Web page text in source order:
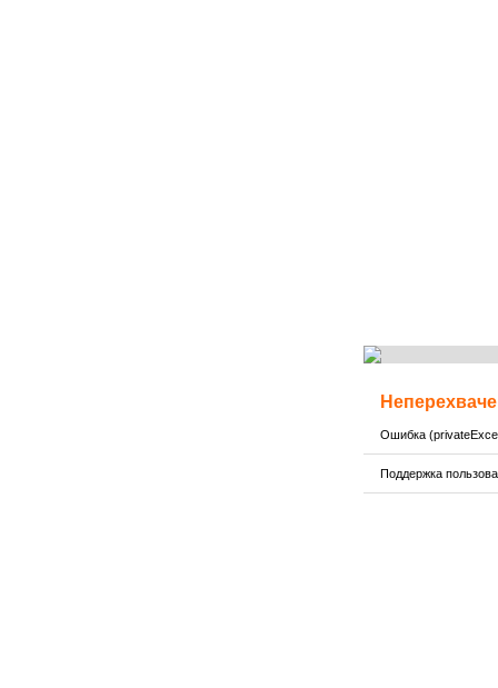
Ошибка
Поддержка